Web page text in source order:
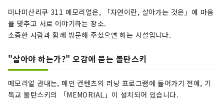
"자연과 함께 사는"을 배울 수있는 거리에 꼭 와 주
세요.
미나미산리쿠 311 메모리얼은, 「자연이란, 살아가는 것은」에 마음
을 맞추고 서로 이야기하는 장소.
소중한 사람과 함께 방문해 주셨으면 하는 시설입니다.
"살아야 하는가?" 오감에 묻는 볼탄스키
메모리얼 관내는, 메인 컨텐츠의 러닝 프로그램에 들어가기 전에, 기
독교 볼탄스키의 「MEMORIAL」이 설치되어 있습니다.